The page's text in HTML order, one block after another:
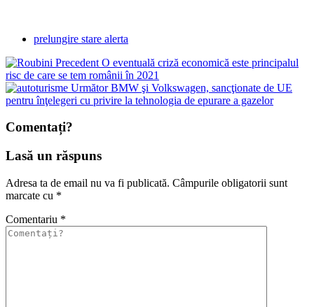
prelungire stare alerta
Precedent O eventuală criză economică este principalul
risc de care se tem românii în 2021
Următor BMW şi Volkswagen, sancţionate de UE
pentru înţelegeri cu privire la tehnologia de epurare a gazelor
Comentați?
Lasă un răspuns
Adresa ta de email nu va fi publicată. Câmpurile obligatorii sunt
marcate cu *
Comentariu *